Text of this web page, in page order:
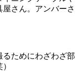
さん。アンバーさ
ためにわざわざ部